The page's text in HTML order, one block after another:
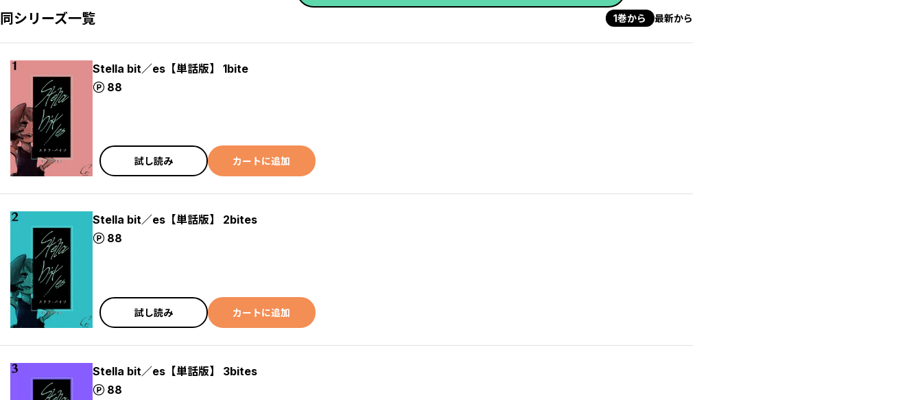
同シリーズ一覧 1巻から 最新から
Stella bit／es【単話版】 1bite
88
ポイント
試し読み カートに追加
Stella bit／es【単話版】 2bites
88
ポイント
試し読み カートに追加
Stella bit／es【単話版】 3bites
88
ポイント